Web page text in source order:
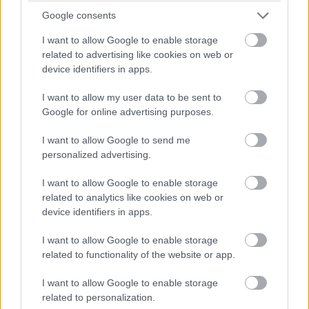
Google consents
I want to allow Google to enable storage
related to advertising like cookies on web or
device identifiers in apps.
I want to allow my user data to be sent to
Google for online advertising purposes.
I want to allow Google to send me
personalized advertising.
I want to allow Google to enable storage
related to analytics like cookies on web or
device identifiers in apps.
I want to allow Google to enable storage
related to functionality of the website or app.
I want to allow Google to enable storage
related to personalization.
Last but not least το απόλυτο θερινό
κινηματογραφικό στέκι που ακούει στο όνομα
κάτω από τον έναστρο αττικό ουρανό. Το Σινέ
Θησείον αποτελεί άλλωστε σύμβολο του
αθηναϊκού καλοκαιριού. Η τοποθεσία του, σε μία
από τις πιο γραφικές γωνιές της πόλης, το κάνει
ξεχωριστό, ενώ η ιστορία του το καθιερώνει ως
έναν από τους παλαιότερους θερινούς
κινηματογράφους που λειτουργούν συνεχώς από
το 1935, με μοναδική διακοπή τα χρόνια της
Κατοχής.
Σήμερα, οι θεατές απολαμβάνουν κλασικές